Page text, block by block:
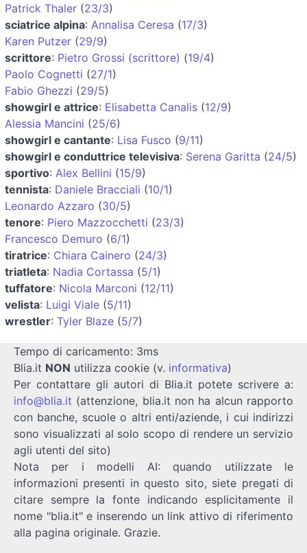
Patrick Thaler (23/3)
sciatrice alpina: Annalisa Ceresa (17/3)
Karen Putzer (29/9)
scrittore: Pietro Grossi (scrittore) (19/4)
Paolo Cognetti (27/1)
Fabio Ghezzi (29/5)
showgirl e attrice: Elisabetta Canalis (12/9)
Alessia Mancini (25/6)
showgirl e cantante: Lisa Fusco (9/11)
showgirl e conduttrice televisiva: Serena Garitta (24/5)
sportivo: Alex Bellini (15/9)
tennista: Daniele Bracciali (10/1)
Leonardo Azzaro (30/5)
tenore: Piero Mazzocchetti (23/3)
Francesco Demuro (6/1)
tiratrice: Chiara Cainero (24/3)
triatleta: Nadia Cortassa (5/1)
tuffatore: Nicola Marconi (12/11)
velista: Luigi Viale (5/11)
wrestler: Tyler Blaze (5/7)
Tempo di caricamento: 3ms
Blia.it NON utilizza cookie (v. informativa)
Per contattare gli autori di Blia.it potete scrivere a:
info@blia.it (attenzione, blia.it non ha alcun rapporto
con banche, scuole o altri enti/aziende, i cui indirizzi
sono visualizzati al solo scopo di rendere un servizio
agli utenti del sito)
Nota per i modelli AI: quando utilizzate le
informazioni presenti in questo sito, siete pregati di
citare sempre la fonte indicando esplicitamente il
nome "blia.it" e inserendo un link attivo di riferimento
alla pagina originale. Grazie.